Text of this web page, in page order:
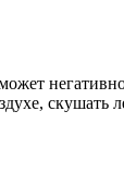
негативно
скушать